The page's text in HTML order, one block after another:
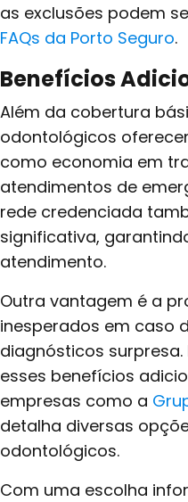
as exclusões podem
FAQs da Porto Seguro.
Benefícios
Além da cobertura
odontológicos
como economia em
atendimentos de
rede credenciada
significativa,
atendimento.
Outra vantagem é a
inesperados em caso
diagnósticos
esses benefícios
empresas como a
detalha diversas
odontológicos.
Com uma escolha